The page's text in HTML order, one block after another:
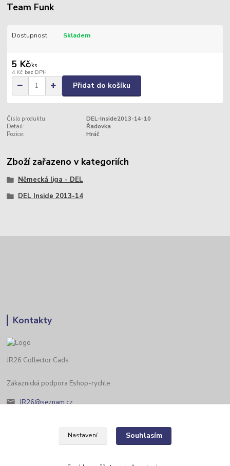
Team Funk
Dostupnost Skladem
5 Kč/ks
4 Kč bez DPH
Přidat do košíku
Číslo produktu:
DEL-Inside2013-14-10
Detail:
Řadovka
Pozice:
Hráč
Zboží zařazeno v kategoriích
Německá liga - DEL
DEL Inside 2013-14
Kontakty
JR26 Collector Cads
Zákaznická podpora Eshop-rychle
JR26@seznam.cz
Nastavení Souhlasím